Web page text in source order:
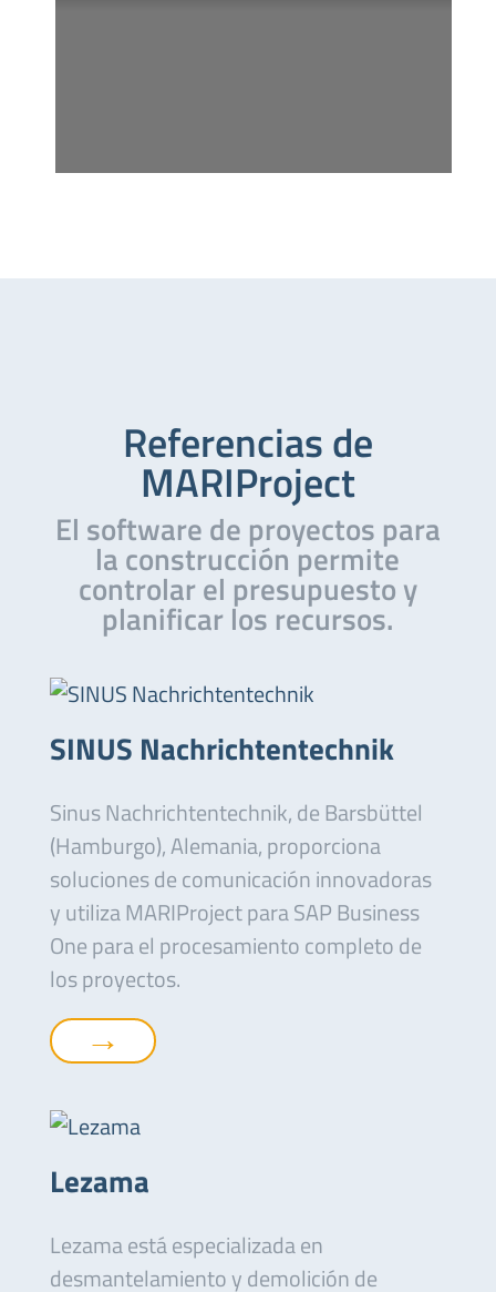
Referencias de
MARIProject
El software de proyectos para
la construcción permite
controlar el presupuesto y
planificar los recursos.
SINUS Nachrichtentechnik
Sinus Nachrichtentechnik, de Barsbüttel
(Hamburgo), Alemania, proporciona
soluciones de comunicación innovadoras
y utiliza MARIProject para SAP Business
One para el procesamiento completo de
los proyectos.
→
Lezama
Lezama está especializada en
desmantelamiento y demolición de